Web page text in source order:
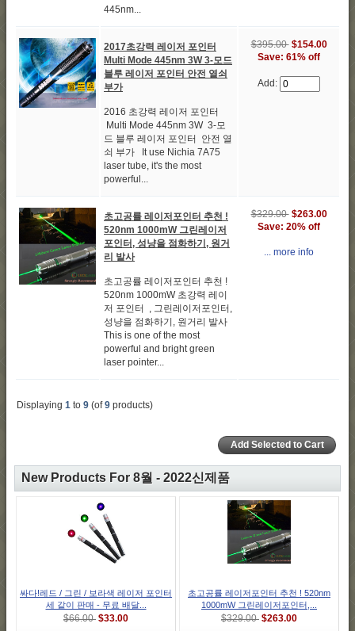
445nm...
2017초강력 레이저 포인터
Multi Mode 445nm 3W 3-모드
블루 레이저 포인터 안전 열쇠
부가
2016 초강력 레이저 포인터
Multi Mode 445nm 3W 3-모
드 블루 레이저 포인터 안전 열
쇠 부가 It use Nichia 7A75
laser tube, it's the most
powerful...
$395.00 $154.00
Save: 61% off
Add:
초고공률 레이저포인터 추천 !
520nm 1000mW 그린레이저
포인터, 성냥을 점화하기, 원거
리 발사
초고공률 레이저포인터 추천 !
520nm 1000mW 초강력 레이
저 포인터 , 그린레이저포인터,
성냥을 점화하기, 원거리 발사
This is one of the most
powerful and bright green
laser pointer...
$329.00 $263.00
Save: 20% off
... more info
Displaying 1 to 9 (of9 products)
New Products For 8월 - 2022신제품
싸다!레드 / 그린 / 보라색 레이저 포인터
세 같이 판매 - 무료 배달...
$66.00 $33.00
초고공률 레이저포인터 추천 ! 520nm
1000mW 그린레이저포인터,...
$329.00 $263.00